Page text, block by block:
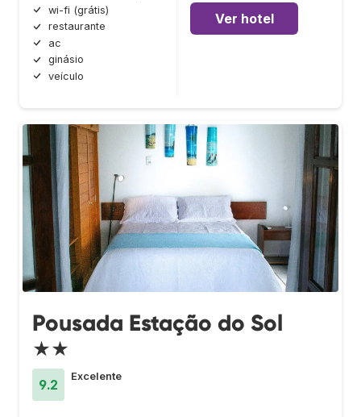
wi-fi (grátis)
restaurante
ac
ginásio
veículo
Ver hotel
Pousada Estação do Sol
★★
9.2
Excelente